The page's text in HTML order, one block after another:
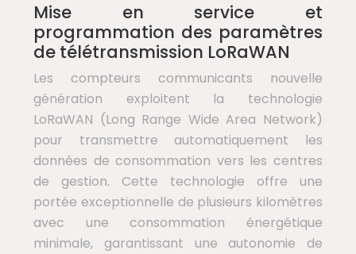
Mise en service et
programmation des paramètres
de télétransmission LoRaWAN
Les compteurs communicants nouvelle
génération exploitent la technologie
LoRaWAN (Long Range Wide Area Network)
pour transmettre automatiquement les
données de consommation vers les centres
de gestion. Cette technologie offre une
portée exceptionnelle de plusieurs kilomètres
avec une consommation énergétique
minimale, garantissant une autonomie de